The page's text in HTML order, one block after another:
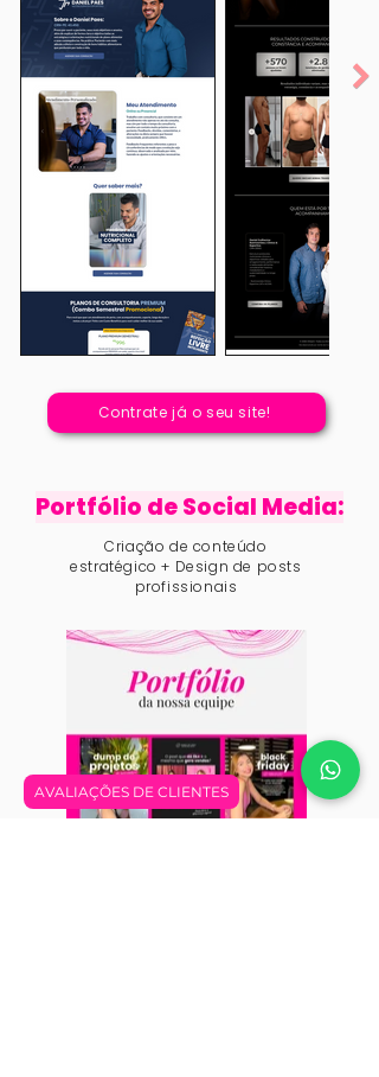
Contrate já o seu site!
Portfólio de Social Media:
Criação de conteúdo
estratégico + Design de posts
profissionais
AVALIAÇÕES DE CLIENTES